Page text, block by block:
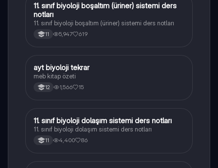
Biyoloji
11. sınıf biyoloji boşaltım (üriner) sistemi ders
notları
11. sınıf biyoloji boşaltım (üriner) sistemi ders notları
11 5,947 619
Biyoloji
ayt biyoloji tekrar
meb kitap özeti
12 1,566 15
Biyoloji
11. sınıf biyoloji dolaşım sistemi ders notları
11. sınıf biyoloji dolaşım sistemi ders notları
11 4,400 86